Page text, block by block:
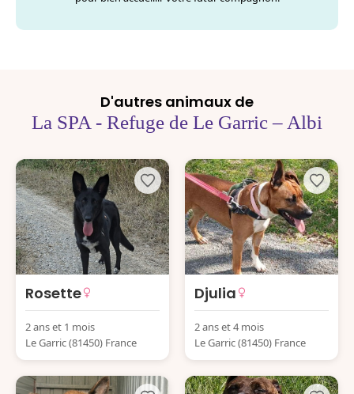
D'autres animaux de
La SPA - Refuge de Le Garric – Albi
Rosette
2 ans et 1 mois
Le Garric (81450) France
Djulia
2 ans et 4 mois
Le Garric (81450) France